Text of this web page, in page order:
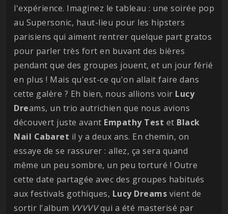
l'expérience. Imaginez le tableau : une soirée pop
au Supersonic, haut-lieu pour les hipsters
parisiens qui aiment rentrer quelque part gratos
pour parler très fort en buvant des bières
pendant que des groupes jouent, et un jour férié
en plus ! Mais qu'est-ce qu'on allait faire dans
cette galère ? Eh bien, nous allions voir Lucy
Dreams, un trio autrichien que nous avions
découvert juste avant Empathy Test et Black
Nail Cabaret il y a deux ans. En chemin, on
essaye de se rassurer : allez, ça sera quand
même un peu sombre, un peu torturé ! Outre
cette date partagée avec des groupes habitués
aux festivals gothiques, Lucy Dreams vient de
sortir l'album VVVVVqui a été masterisé par